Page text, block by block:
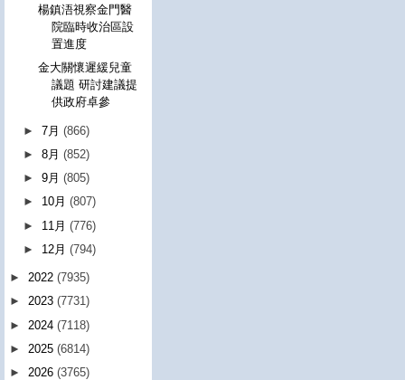
楊鎮浯視察金門醫
院臨時收治區設
置進度
金大關懷遲緩兒童
議題 研討建議提
供政府卓參
►7月(866)
►8月(852)
►9月(805)
► 10月(807)
► 11月(776)
► 12月(794)
► 2022 (7935)
► 2023 (7731)
► 2024 (7118)
► 2025 (6814)
► 2026 (3765)